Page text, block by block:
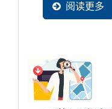
B2B、懂外销
器。就像为企业
图分析」报告
的隐藏商机，让
期待，大幅提高
阅读更多